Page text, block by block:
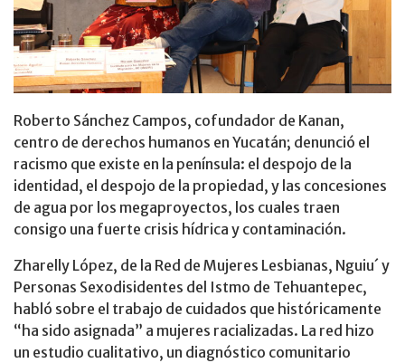
Roberto Sánchez Campos, cofundador de Kanan,
centro de derechos humanos en Yucatán; denunció el
racismo que existe en la península: el despojo de la
identidad, el despojo de la propiedad, y las concesiones
de agua por los megaproyectos, los cuales traen
consigo una fuerte crisis hídrica y contaminación.
Zharelly López, de la Red de Mujeres Lesbianas, Nguiu´ y
Personas Sexodisidentes del Istmo de Tehuantepec,
habló sobre el trabajo de cuidados que históricamente
“ha sido asignada” a mujeres racializadas. La red hizo
un estudio cualitativo, un diagnóstico comunitario